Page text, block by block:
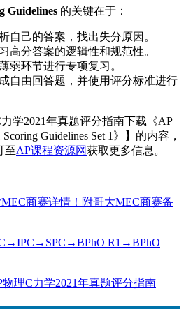
Guidelines 的关键在于：
自己的答案，找出失分原因。
高分答案的逻辑性和规范性。
弱环节进行专项复习。
自由回答题，并使用评分标准进行
学2021年真题评分指南下载《AP
Guidelines Set 1》】的内容，
至AP课程资源网获取更多信息。
商赛详情！附哥大MEC商赛备
R1→BPhO
物理C力学2021年真题评分指南